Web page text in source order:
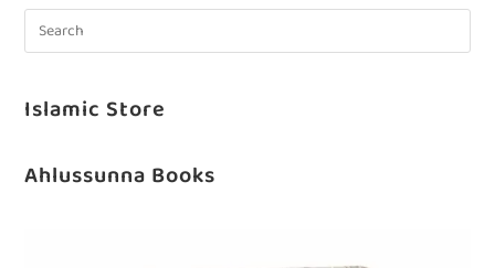
Islamic Store
Ahlussunna Books